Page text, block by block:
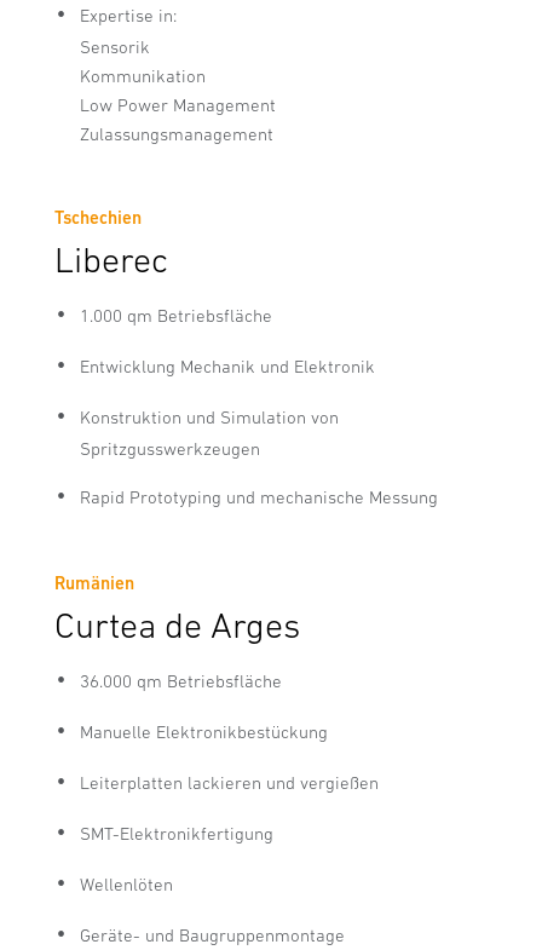
Expertise in:
Sensorik
Kommunikation
Low Power Management
Zulassungsmanagement
Tschechien
Liberec
1.000 qm Betriebsfläche
Entwicklung Mechanik und Elektronik
Konstruktion und Simulation von
Spritzgusswerkzeugen
Rapid Prototyping und mechanische Messung
Rumänien
Curtea de Arges
36.000 qm Betriebsfläche
Manuelle Elektronikbestückung
Leiterplatten lackieren und vergießen
SMT-Elektronikfertigung
Wellenlöten
Geräte- und Baugruppenmontage